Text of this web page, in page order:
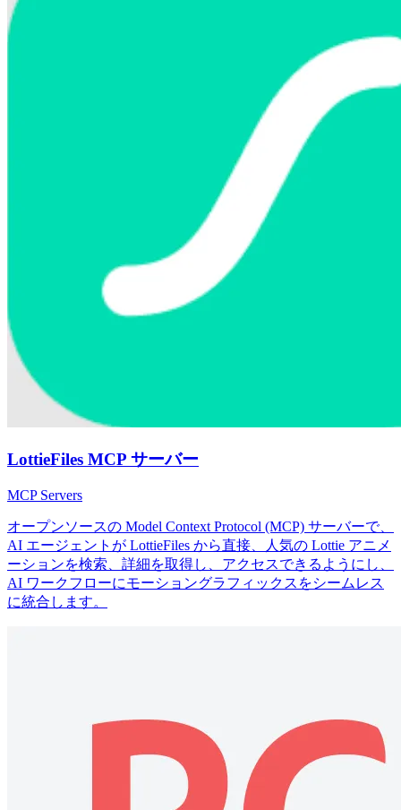
LottieFiles MCP サーバー
MCP Servers
オープンソースの Model Context Protocol (MCP) サーバーで、
AI エージェントが LottieFiles から直接、人気の Lottie アニメ
ーションを検索、詳細を取得し、アクセスできるようにし、
AI ワークフローにモーショングラフィックスをシームレス
に統合します。